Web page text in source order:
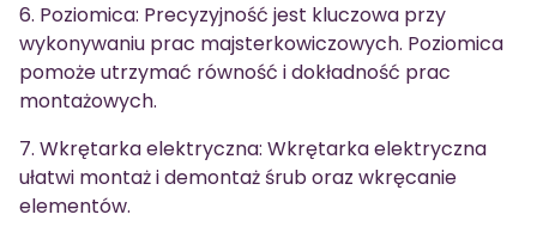
6. Poziomica: Precyzyjność jest kluczowa przy
wykonywaniu prac majsterkowiczowych. Poziomica
pomoże utrzymać równość i dokładność prac
montażowych.
7. Wkrętarka elektryczna: Wkrętarka elektryczna
ułatwi montaż i demontaż śrub oraz wkręcanie
elementów.